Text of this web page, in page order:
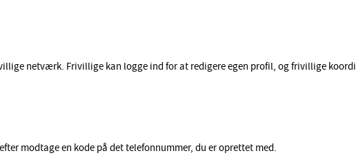
netværk. Frivillige kan logge ind for at redigere egen profil, og frivillige
modtage en kode på det telefonnummer, du er oprettet med.